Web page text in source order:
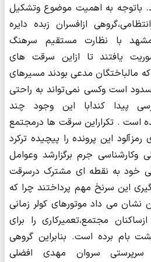
باتوجه به اهمیت موضوع وتشکیل
ازافسران زبده دایره
با نظارت مستقیم سرهنگ
یافتند تا ازاین سرقت های
مالباختگان مدعی بودند مسیرهای
است وکسی نمی تواند به راحتی
پیدا کند!با این وجود چند
است . تکراراین سرقت ها درمجتمع
این پرونده را پیچیده ترکرد
وکارشناسی جرم برگزارشد وعوامل
خود به نقطه ای مشترک درسرقت
این سرنخ مهم پرداختند چرا که
می داد موتورهای کولر زمانی
مجتمع،تعمیرکاری را برای
بام برده است. بنابراین گروهی
سرپرستی سروان مهدی افضلی